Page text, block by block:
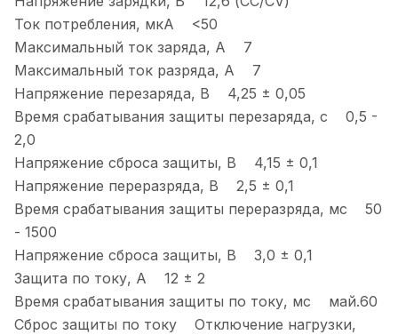
Ток потребления, мкА <50
Максимальный ток заряда, А 7
Максимальный ток разряда, А 7
Напряжение перезаряда, В 4,25 ± 0,05
Время срабатывания защиты перезаряда, с 0,5 -
2,0
Напряжение сброса защиты, В 4,15 ± 0,1
Напряжение переразряда, В 2,5 ± 0,1
Время срабатывания защиты переразряда, мс 50
- 1500
Напряжение сброса защиты, В 3,0 ± 0,1
Защита по току, А 12 ± 2
Время срабатывания защиты по току, мс май.60
Сброс защиты по току Отключение нагрузки,